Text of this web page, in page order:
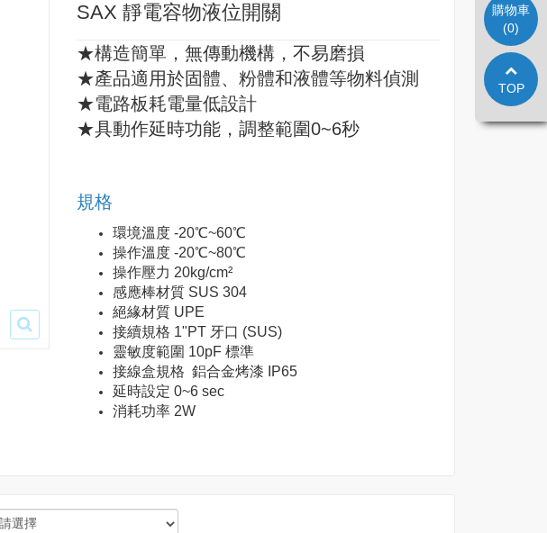
SAX 靜電容物液位開關
★構造簡單，無傳動機構，不易磨損
★產品適用於固體、粉體和液體等物料偵測
★電路板耗電量低設計
★具動作延時功能，調整範圍0~6秒
規格
環境溫度 -20℃~60℃
操作溫度 -20℃~80℃
操作壓力 20kg/cm²
感應棒材質 SUS 304
絕緣材質 UPE
接續規格 1"PT 牙口 (SUS)
靈敏度範圍 10pF 標準
接線盒規格 鋁合金烤漆 IP65
延時設定 0~6 sec
消耗功率 2W
購物車
(0)
TOP